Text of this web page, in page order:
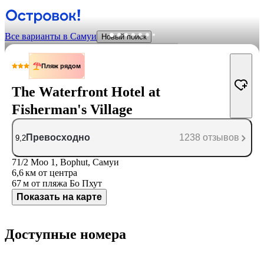
Все варианты в Самуи Новый поиск
Пляж рядом
The Waterfront Hotel at
Fisherman's Village
9,2 Превосходно 1238 отзывов
71/2 Moo 1, Bophut, Самуи
6,6 км от центра
67 м от пляжа Бо Пхут
Показать на карте
Доступные номера